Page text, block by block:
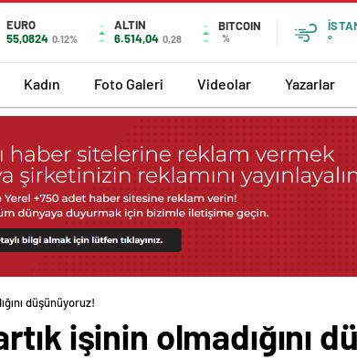
EURO
55,0824 0.12%
ALTIN
6.514,04 0,28
BITCOIN
%
°
Kadın Foto Galeri Videolar Yazarlar
düşünüyoruz!
işinin olmadığını